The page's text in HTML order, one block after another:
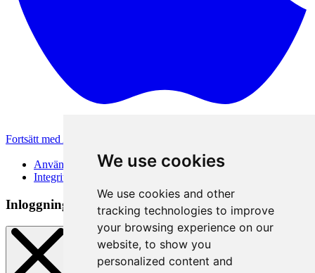
We use cookies
We use cookies and other
tracking technologies to improve
your browsing experience on our
website, to show you
personalized content and
Fortsätt med Apple
Användarvillkor
Integritetspolicy
Inloggningsmetod